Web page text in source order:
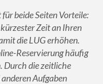
beide Seiten Vorteile:
Zeit an Ihren
die LUG erhöhen.
Reservierung häufig
Durch die zeitliche
Aufgaben